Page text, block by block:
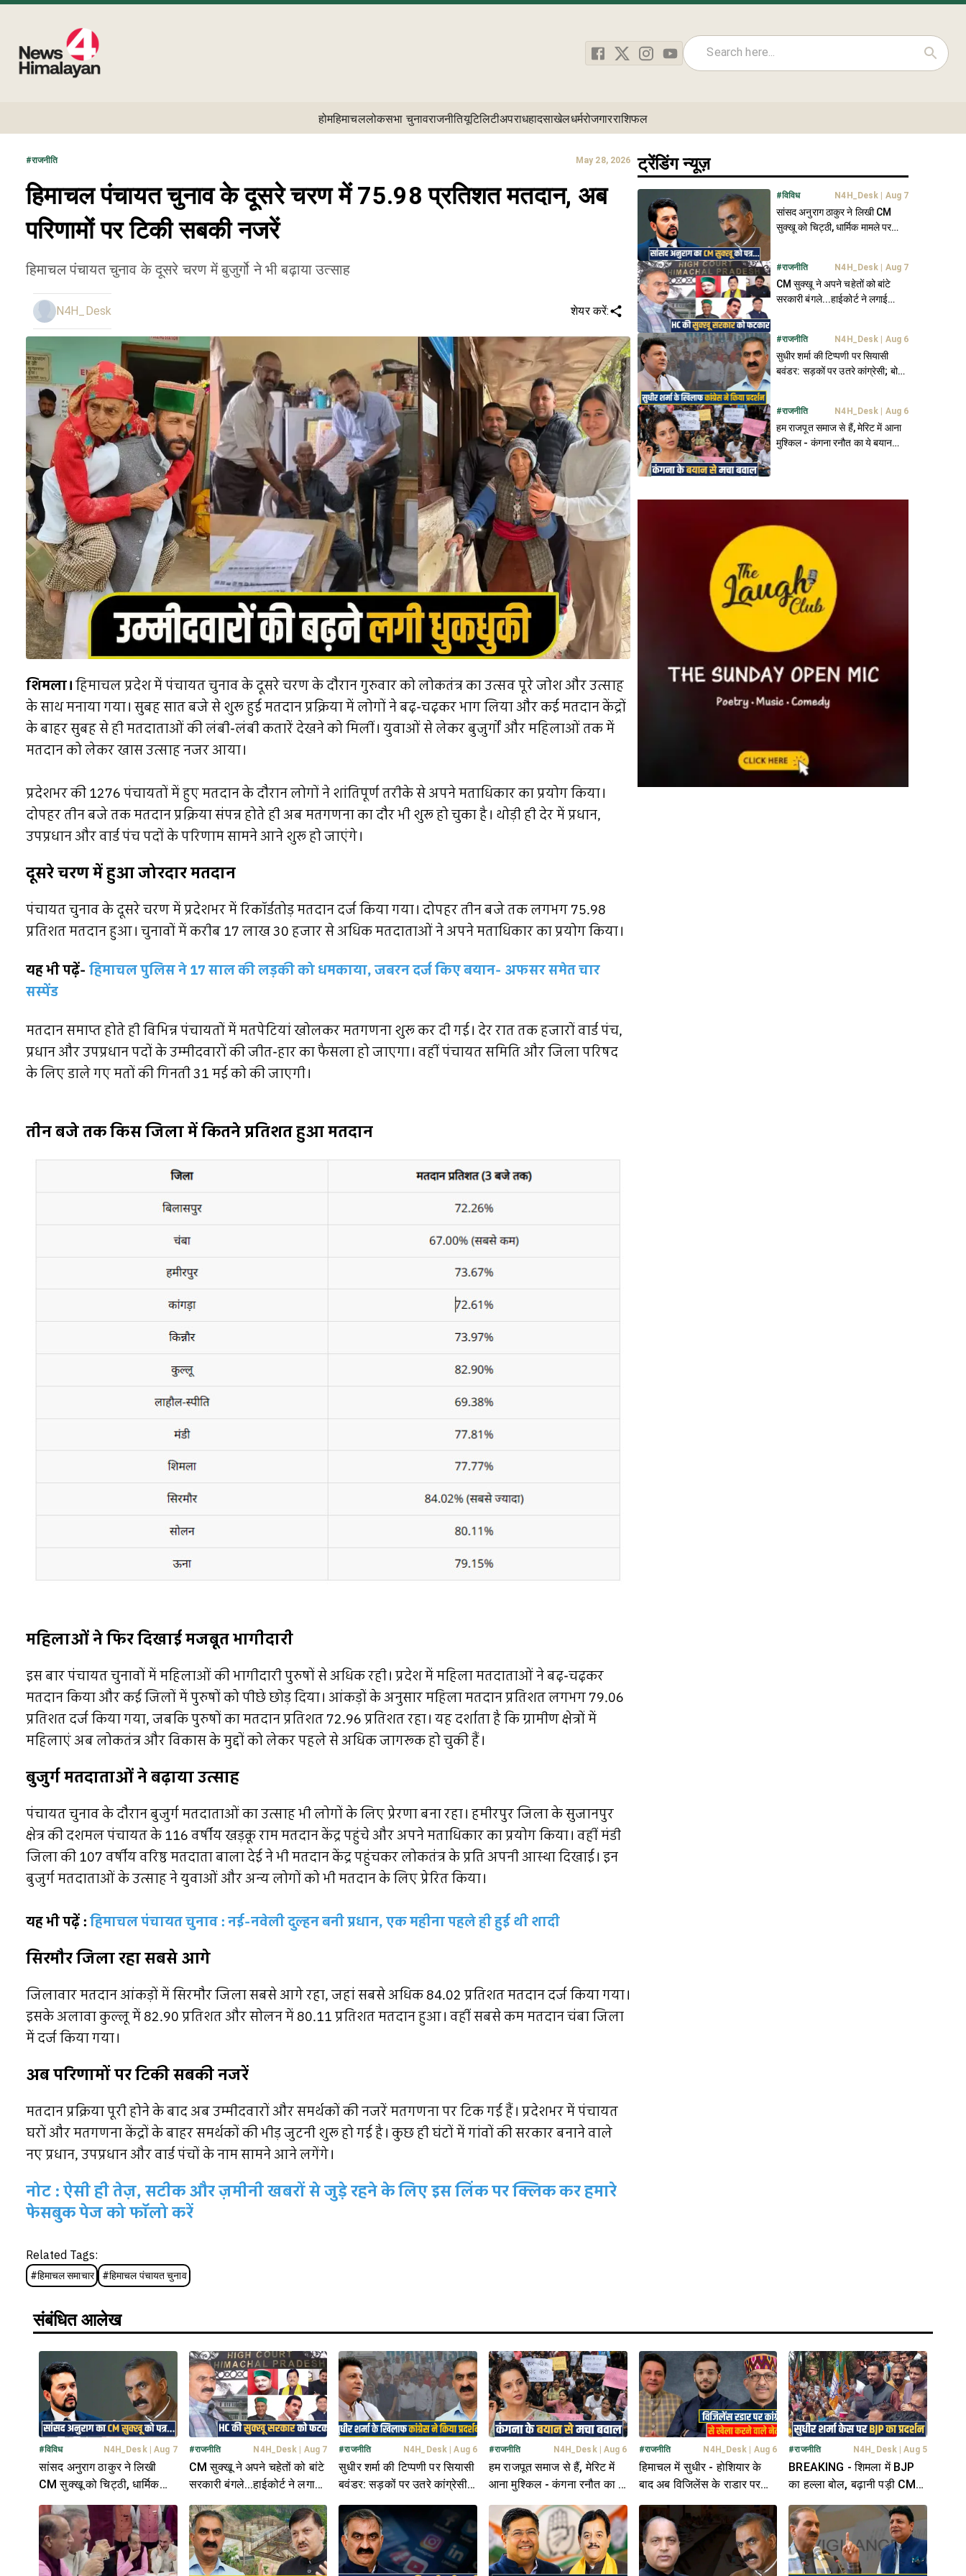
होमहिमाचललोकसभा चुनावराजनीतियूटिलिटीअपराधहादसाखेलधर्मरोजगारराशिफल
#राजनीति May 28, 2026
हिमाचल पंचायत चुनाव के दूसरे चरण में 75.98 प्रतिशत मतदान, अब
परिणामों पर टिकी सबकी नजरें
हिमाचल पंचायत चुनाव के दूसरे चरण में बुजुर्गो ने भी बढ़ाया उत्साह
N4H_Desk शेयर करें:
शिमला।हिमाचल प्रदेश में पंचायत चुनाव के दूसरे चरण के दौरान गुरुवार को लोकतंत्र का उत्सव पूरे जोश और उत्साह
के साथ मनाया गया। सुबह सात बजे से शुरू हुई मतदान प्रक्रिया में लोगों ने बढ़-चढ़कर भाग लिया और कई मतदान केंद्रों
के बाहर सुबह से ही मतदाताओं की लंबी-लंबी कतारें देखने को मिलीं। युवाओं से लेकर बुजुर्गों और महिलाओं तक में
मतदान को लेकर खास उत्साह नजर आया।
प्रदेशभर की 1276 पंचायतों में हुए मतदान के दौरान लोगों ने शांतिपूर्ण तरीके से अपने मताधिकार का प्रयोग किया।
दोपहर तीन बजे तक मतदान प्रक्रिया संपन्न होते ही अब मतगणना का दौर भी शुरू हो चुका है। थोड़ी ही देर में प्रधान,
उपप्रधान और वार्ड पंच पदों के परिणाम सामने आने शुरू हो जाएंगे।
दूसरे चरण में हुआ जोरदार मतदान
पंचायत चुनाव के दूसरे चरण में प्रदेशभर में रिकॉर्डतोड़ मतदान दर्ज किया गया। दोपहर तीन बजे तक लगभग 75.98
प्रतिशत मतदान हुआ। चुनावों में करीब 17 लाख 30 हजार से अधिक मतदाताओं ने अपने मताधिकार का प्रयोग किया।
यह भी पढ़ें- हिमाचल पुलिस ने 17 साल की लड़की को धमकाया, जबरन दर्ज किए बयान- अफसर समेत चार
सस्पेंड
मतदान समाप्त होते ही विभिन्न पंचायतों में मतपेटियां खोलकर मतगणना शुरू कर दी गई। देर रात तक हजारों वार्ड पंच,
प्रधान और उपप्रधान पदों के उम्मीदवारों की जीत-हार का फैसला हो जाएगा। वहीं पंचायत समिति और जिला परिषद
के लिए डाले गए मतों की गिनती 31 मई को की जाएगी।
तीन बजे तक किस जिला में कितने प्रतिशत हुआ मतदान
महिलाओं ने फिर दिखाई मजबूत भागीदारी
इस बार पंचायत चुनावों में महिलाओं की भागीदारी पुरुषों से अधिक रही। प्रदेश में महिला मतदाताओं ने बढ़-चढ़कर
मतदान किया और कई जिलों में पुरुषों को पीछे छोड़ दिया। आंकड़ों के अनुसार महिला मतदान प्रतिशत लगभग 79.06
प्रतिशत दर्ज किया गया, जबकि पुरुषों का मतदान प्रतिशत 72.96 प्रतिशत रहा। यह दर्शाता है कि ग्रामीण क्षेत्रों में
महिलाएं अब लोकतंत्र और विकास के मुद्दों को लेकर पहले से अधिक जागरूक हो चुकी हैं।
बुजुर्ग मतदाताओं ने बढ़ाया उत्साह
पंचायत चुनाव के दौरान बुजुर्ग मतदाताओं का उत्साह भी लोगों के लिए प्रेरणा बना रहा। हमीरपुर जिला के सुजानपुर
क्षेत्र की दशमल पंचायत के 116 वर्षीय खड़कू राम मतदान केंद्र पहुंचे और अपने मताधिकार का प्रयोग किया। वहीं मंडी
जिला की 107 वर्षीय वरिष्ठ मतदाता बाला देई ने भी मतदान केंद्र पहुंचकर लोकतंत्र के प्रति अपनी आस्था दिखाई। इन
बुजुर्ग मतदाताओं के उत्साह ने युवाओं और अन्य लोगों को भी मतदान के लिए प्रेरित किया।
यह भी पढ़ें :हिमाचल पंचायत चुनाव : नई-नवेली दुल्हन बनी प्रधान, एक महीना पहले ही हुई थी शादी
सिरमौर जिला रहा सबसे आगे
जिलावार मतदान आंकड़ों में सिरमौर जिला सबसे आगे रहा, जहां सबसे अधिक 84.02 प्रतिशत मतदान दर्ज किया गया।
इसके अलावा कुल्लू में 82.90 प्रतिशत और सोलन में 80.11 प्रतिशत मतदान हुआ। वहीं सबसे कम मतदान चंबा जिला
में दर्ज किया गया।
अब परिणामों पर टिकी सबकी नजरें
मतदान प्रक्रिया पूरी होने के बाद अब उम्मीदवारों और समर्थकों की नजरें मतगणना पर टिक गई हैं। प्रदेशभर में पंचायत
घरों और मतगणना केंद्रों के बाहर समर्थकों की भीड़ जुटनी शुरू हो गई है। कुछ ही घंटों में गांवों की सरकार बनाने वाले
नए प्रधान, उपप्रधान और वार्ड पंचों के नाम सामने आने लगेंगे।
नोट : ऐसी ही तेज़, सटीक और ज़मीनी खबरों से जुड़े रहने के लिए इस लिंक पर क्लिक कर हमारे
फेसबुक पेज को फॉलो करें
Related Tags:
#हिमाचल समाचार #हिमाचल पंचायत चुनाव
ट्रेंडिंग न्यूज़
#विविध N4H_Desk Aug 7
सांसद अनुराग ठाकुर ने लिखी CM
सुक्खू को चिट्ठी, धार्मिक मामले पर
#राजनीति N4H_Desk Aug 7
CM सुक्खू ने अपने चहेतों को बांटे
सरकारी बंगले...हाईकोर्ट ने लगाई
#राजनीति N4H_Desk Aug 6
सुधीर शर्मा की टिप्पणी पर सियासी
बवंडर: सड़कों पर उतरे कांग्रेसी; बोले-
#राजनीति N4H_Desk Aug 6
हम राजपूत समाज से हैं, मेरिट में आना
मुश्किल - कंगना रनौत का ये बयान
संबंधित आलेख
#विविध N4H_Desk| Aug 7
सांसद अनुराग ठाकुर ने लिखी
CM सुक्खू को चिट्ठी, धार्मिक
मामले पर जताई चिंता- जानें
#राजनीति N4H_Desk Aug 7
CM सुक्खू ने अपने चहेतों को बांटे
सरकारी बंगले...हाईकोर्ट ने लगाई
फटकार, मांगा जवाब
#राजनीति N4H_Desk Aug 6
सुधीर शर्मा की टिप्पणी पर सियासी
बवंडर: सड़कों पर उतरे कांग्रेसी;
बोले- मांफी मांगे विधायक- नहीं
तो...
#राजनीति N4H_Desk| Aug 6
हम राजपूत समाज से हैं, मेरिट में
आना मुश्किल - कंगना रनौत का ये
बयान कितना सही?
#राजनीति N4H_Desk Aug 6
हिमाचल में सुधीर - होशियार के
बाद अब विजिलेंस के राडार पर
एक और भाजपा नेता, गरमाई
सियासत
#राजनीति N4H_Desk Aug 5
BREAKING - शिमला में BJP
का हल्ला बोल, बढ़ानी पड़ी CM
आवास की सुरक्षा- पुलिस तैनात